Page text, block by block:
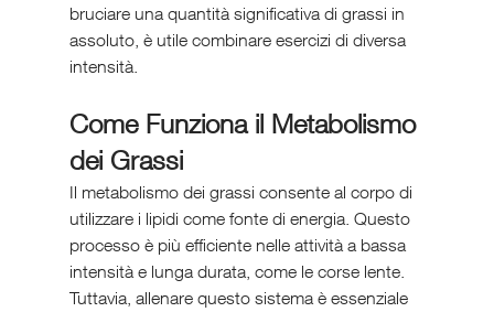
bruciare una quantità significativa di grassi in
assoluto, è utile combinare esercizi di diversa
intensità.
Come Funziona il Metabolismo
dei Grassi
Il metabolismo dei grassi consente al corpo di
utilizzare i lipidi come fonte di energia. Questo
processo è più efficiente nelle attività a bassa
intensità e lunga durata, come le corse lente.
Tuttavia, allenare questo sistema è essenziale